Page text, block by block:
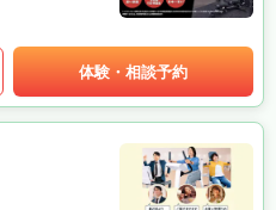
体験・相談予約